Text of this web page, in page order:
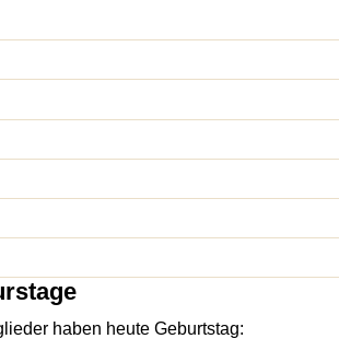
haben heute Geburtstag: